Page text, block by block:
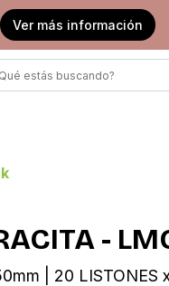
Ver más información
-
| 20 LISTONES